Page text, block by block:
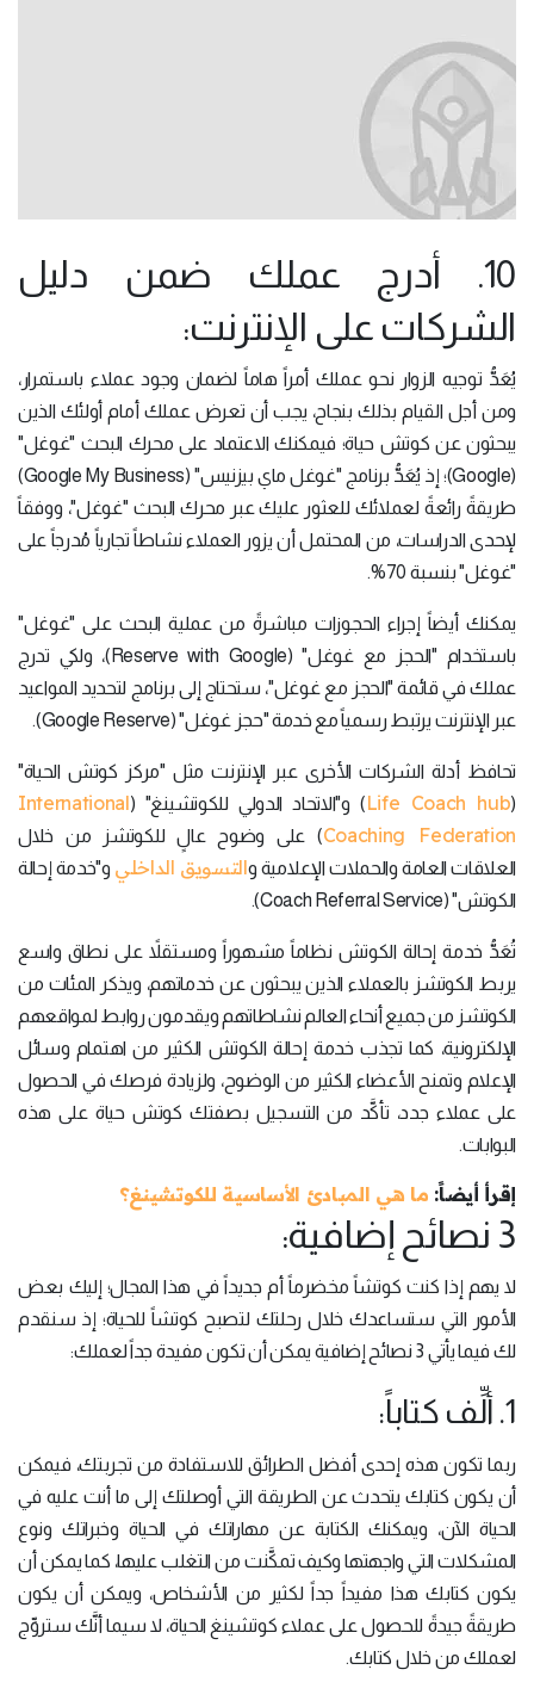
10. أدرج عملك ضمن دليل
الشركات على الإنترنت:
يُعَدُّ توجيه الزوار نحو عملك أمراً هاماً لضمان وجود عملاء باستمرار،
ومن أجل القيام بذلك بنجاح، يجب أن تعرض عملك أمام أولئك الذين
يبحثون عن كوتش حياة؛ فيمكنك الاعتماد على محرك البحث "غوغل"
(Google)؛ إذ يُعَدُّ برنامج "غوغل ماي بيزنيس" (Google My Business)
طريقةً رائعةً لعملائك للعثور عليك عبر محرك البحث "غوغل"، ووفقاً
لإحدى الدراسات، من المحتمل أن يزور العملاء نشاطاً تجارياً مُدرجاً على
"غوغل" بنسبة 70%.
يمكنك أيضاً إجراء الحجوزات مباشرةً من عملية البحث على "غوغل"
باستخدام "الحجز مع غوغل" (Reserve with Google)، ولكي تدرج
عملك في قائمة "الحجز مع غوغل"، ستحتاج إلى برنامج لتحديد المواعيد
عبر الإنترنت يرتبط رسمياً مع خدمة "حجز غوغل" (Google Reserve).
تحافظ أدلة الشركات الأخرى عبر الإنترنت مثل "مركز كوتش الحياة"
(
Life Coach hub) و"الاتحاد الدولي للكوتشينغ" (International
Coaching Federation) على وضوح عالٍ للكوتشز من خلال
العلاقات العامة والحملات الإعلامية والتسويق الداخلي و"خدمة إحالة
الكوتش" (Coach Referral Service).
تُعَدُّ خدمة إحالة الكوتش نظاماً مشهوراً ومستقلاً على نطاق واسع
يربط الكوتشز بالعملاء الذين يبحثون عن خدماتهم، ويذكر المئات من
الكوتشز من جميع أنحاء العالم نشاطاتهم ويقدمون روابط لمواقعهم
الإلكترونية، كما تجذب خدمة إحالة الكوتش الكثير من اهتمام وسائل
الإعلام وتمنح الأعضاء الكثير من الوضوح، ولزيادة فرصك في الحصول
على عملاء جدد، تأكَّد من التسجيل بصفتك كوتش حياة على هذه
البوابات.
إقرأ أيضاً: ما هي المبادئ الأساسية للكوتشينغ؟
3 نصائح إضافية:
لا يهم إذا كنت كوتشاً مخضرماً أم جديداً في هذا المجال؛ إليك بعض
الأمور التي ستساعدك خلال رحلتك لتصبح كوتشاً للحياة؛ إذ سنقدم
لك فيما يأتي 3 نصائح إضافية يمكن أن تكون مفيدة جداً لعملك:
1. ألِّف كتاباً:
ربما تكون هذه إحدى أفضل الطرائق للاستفادة من تجربتك، فيمكن
أن يكون كتابك يتحدث عن الطريقة التي أوصلتك إلى ما أنت عليه في
الحياة الآن، ويمكنك الكتابة عن مهاراتك في الحياة وخبراتك ونوع
المشكلات التي واجهتها وكيف تمكَّنت من التغلب عليها، كما يمكن أن
يكون كتابك هذا مفيداً جداً لكثير من الأشخاص، ويمكن أن يكون
طريقةً جيدةً للحصول على عملاء كوتشينغ الحياة، لا سيما أنَّك ستروِّج
لعملك من خلال كتابك.